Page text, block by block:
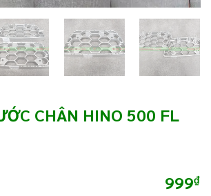
CHÂN HINO 500 FL
999₫